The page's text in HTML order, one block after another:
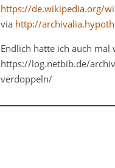
https://de.wikipedia.org/
via http://
Endlich hatte ich auch mal
https://log.netbib.de/
verdoppeln/